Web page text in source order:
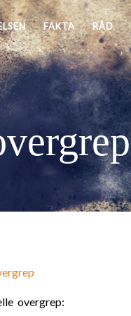
FAKTA RÅD
overgrep: